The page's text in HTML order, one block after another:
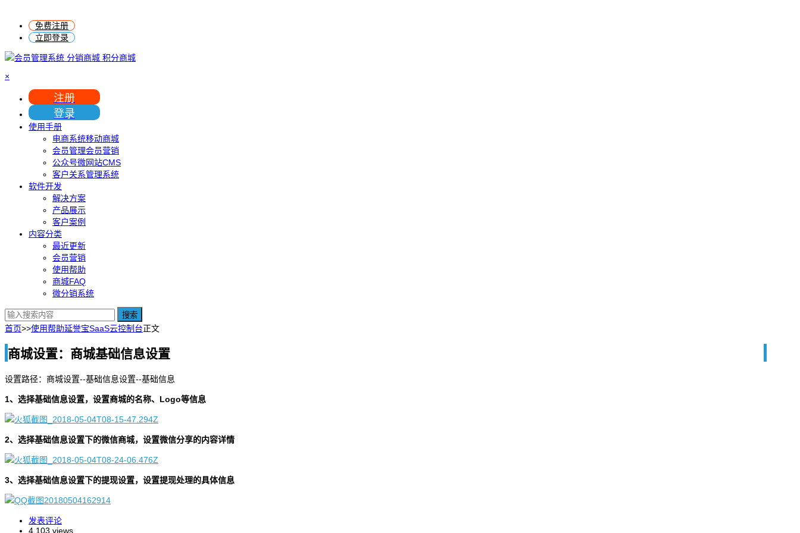
免费注册
立即登录
×
注册
登录
使用手册
电商系统移动商城
会员管理会员营销
公众号微网站CMS
客户关系管理系统
软件开发
解决方案
产品展示
客户案例
内容分类
最近更新
会员营销
使用帮助
商城FAQ
微分销系统
搜索
首页>>使用帮助延誉宝SaaS云控制台正文
商城设置：商城基础信息设置
设置路径：商城设置--基础信息设置--基础信息
1、选择基础信息设置，设置商城的名称、Logo等信息
2、选择基础信息设置下的微信商城，设置微信分享的内容详情
3、选择基础信息设置下的提现设置，设置提现处理的具体信息
发表评论
4,103 views